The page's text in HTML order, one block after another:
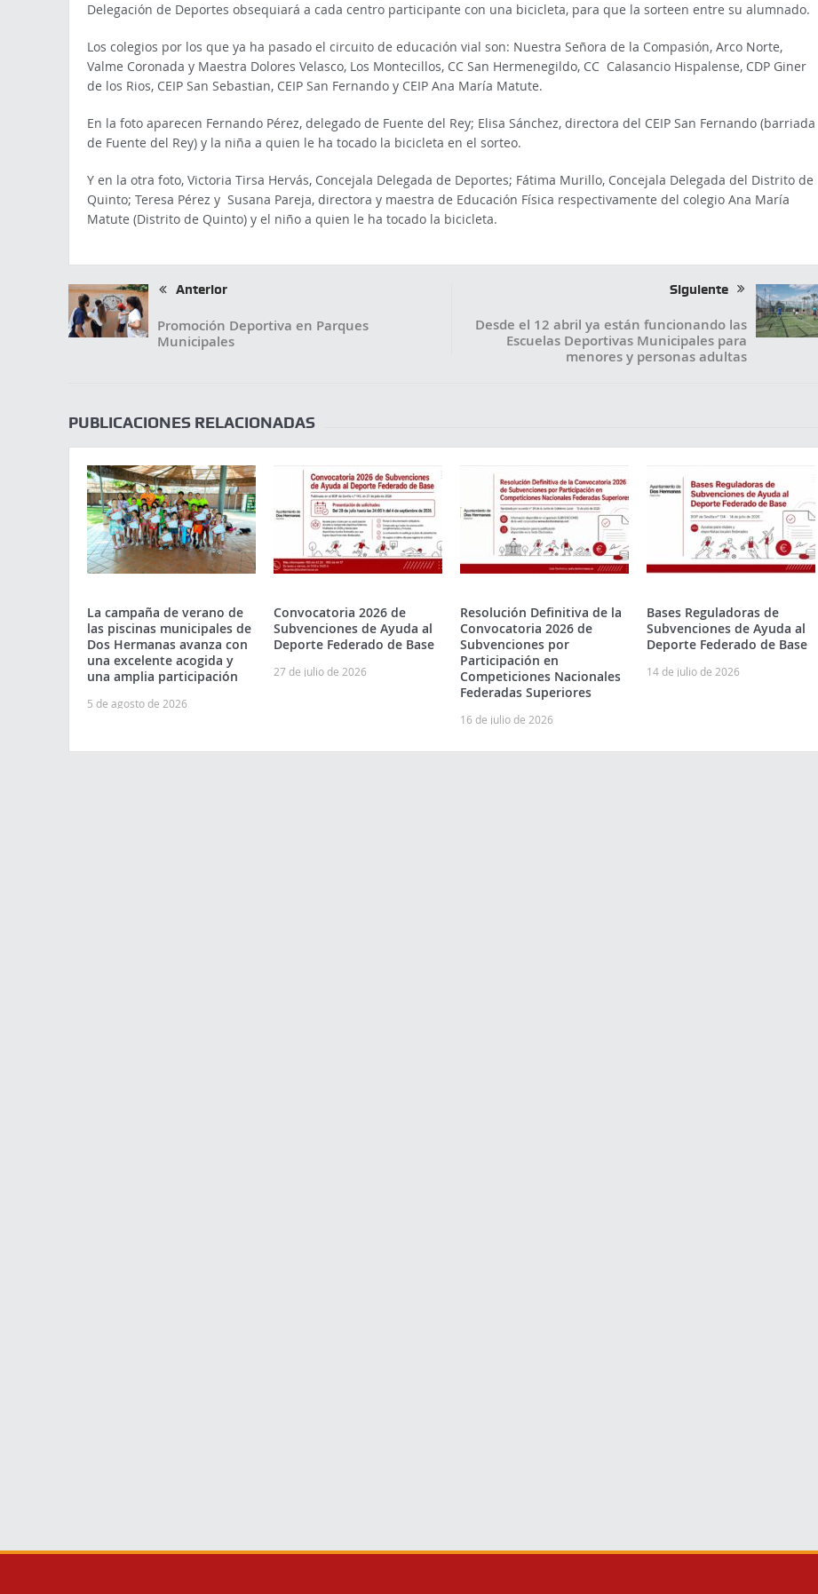
Delegación de Deportes obsequiará a cada centro participante con una bicicleta, para que la sorteen entre su alumnado.
Los colegios por los que ya ha pasado el circuito de educación vial son: Nuestra Señora de la Compasión, Arco Norte,
Valme Coronada y Maestra Dolores Velasco, Los Montecillos, CC San Hermenegildo, CC Calasancio Hispalense, CDP Giner
de los Rios, CEIP San Sebastian, CEIP San Fernando y CEIP Ana María Matute.
En la foto aparecen Fernando Pérez, delegado de Fuente del Rey; Elisa Sánchez, directora del CEIP San Fernando (barriada
de Fuente del Rey) y la niña a quien le ha tocado la bicicleta en el sorteo.
Y en la otra foto, Victoria Tirsa Hervás, Concejala Delegada de Deportes; Fátima Murillo, Concejala Delegada del Distrito de
Quinto; Teresa Pérez y Susana Pareja, directora y maestra de Educación Física respectivamente del colegio Ana María
Matute (Distrito de Quinto) y el niño a quien le ha tocado la bicicleta.
Anterior
Promoción Deportiva en Parques
Municipales
Siguiente
Desde el 12 abril ya están funcionando las
Escuelas Deportivas Municipales para
menores y personas adultas
PUBLICACIONES RELACIONADAS
La campaña de verano de
las piscinas municipales de
Dos Hermanas avanza con
una excelente acogida y
una amplia participación
5 de agosto de 2026
Convocatoria 2026 de
Subvenciones de Ayuda al
Deporte Federado de Base
27 de julio de 2026
Resolución Definitiva de la
Convocatoria 2026 de
Subvenciones por
Participación en
Competiciones Nacionales
Federadas Superiores
16 de julio de 2026
Bases Reguladoras de
Subvenciones de Ayuda al
Deporte Federado de Base
14 de julio de 2026